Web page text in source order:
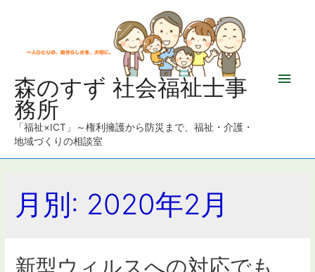
森のすず 社会福祉士事
務所
「福祉×ICT」～権利擁護から防災まで、福祉・介護・
地域づくりの相談室
メ
月別: 2020年2月
新型ウィルスへの対応でも、